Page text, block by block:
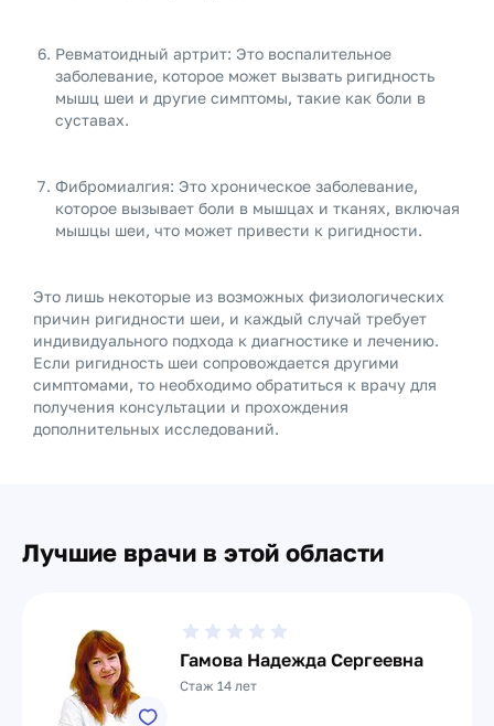
Ревматоидный артрит: Это воспалительное
заболевание, которое может вызвать ригидность
мышц шеи и другие симптомы, такие как боли в
суставах.
Фибромиалгия: Это хроническое заболевание,
которое вызывает боли в мышцах и тканях, включая
мышцы шеи, что может привести к ригидности.
Это лишь некоторые из возможных физиологических
причин ригидности шеи, и каждый случай требует
индивидуального подхода к диагностике и лечению.
Если ригидность шеи сопровождается другими
симптомами, то необходимо обратиться к врачу для
получения консультации и прохождения
дополнительных исследований.
Лучшие врачи в этой области
Гамова Надежда Сергеевна
Стаж 14 лет